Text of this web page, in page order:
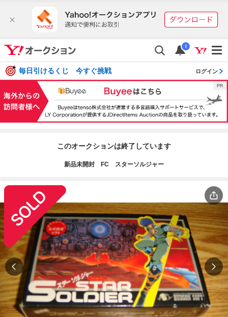
i
毎日引けるくじ 今すぐ挑戦 ログイン
このオークションは終了しています
新品未開封 FC スターソルジャー